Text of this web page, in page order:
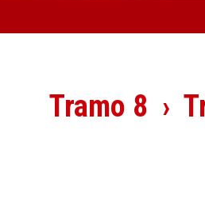
Tramo 8 ›